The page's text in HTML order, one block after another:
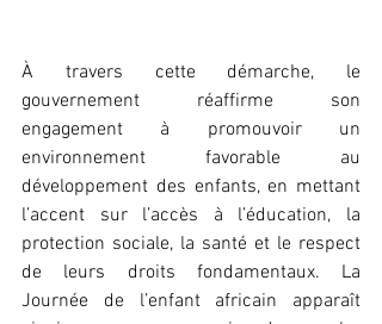
À travers cette démarche, le
gouvernement réaffirme son
engagement à promouvoir un
environnement favorable au
développement des enfants, en mettant
l’accent sur l’accès à l’éducation, la
protection sociale, la santé et le respect
de leurs droits fondamentaux. La
Journée de l’enfant africain apparaît